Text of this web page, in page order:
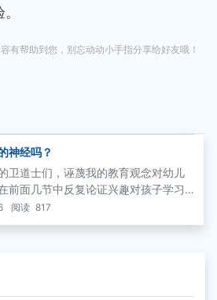
有帮助到您，别忘动动小手指分享给好友哦！
神经吗？
卫道士们，诬蔑我的教育观念对幼儿
前面几节中反复论证兴趣对孩子学习
大的事实证明有兴趣的主动学习不会
我看，正是旧式的教育才有害于幼儿
阅读 817